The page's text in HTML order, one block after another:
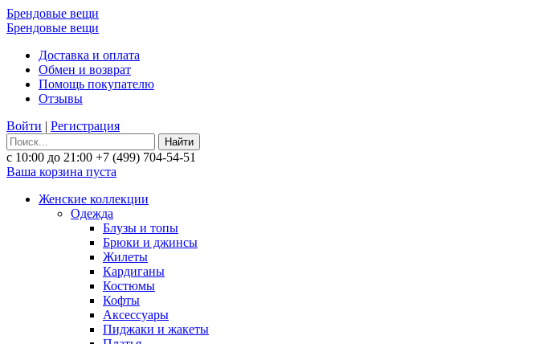
Брендовые вещи
Брендовые вещи
Доставка и оплата
Обмен и возврат
Помощь покупателю
Отзывы
Войти | Регистрация
Найти
с 10:00 до 21:00 +7 (499) 704-54-51
Ваша корзина пуста
Женские коллекции
Одежда
Блузы и топы
Брюки и джинсы
Жилеты
Кардиганы
Костюмы
Кофты
Аксессуары
Пиджаки и жакеты